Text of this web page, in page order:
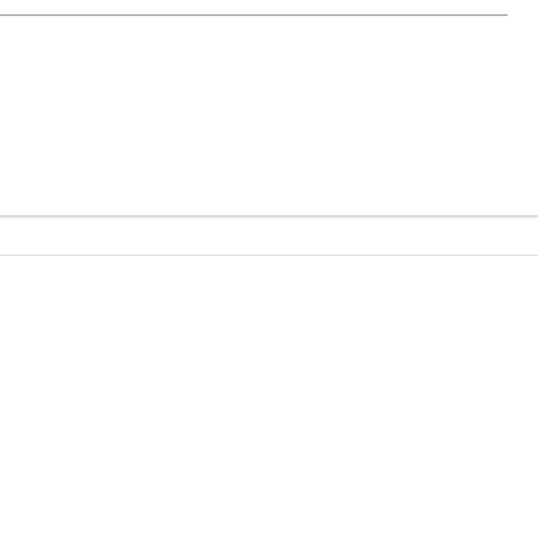
Profitez de la tranquillité et de l'authenticité du village
des chambres d'amis. Les 2 salles de bain et les 2
au RSAC de Draguignan sous le numéro 909112898